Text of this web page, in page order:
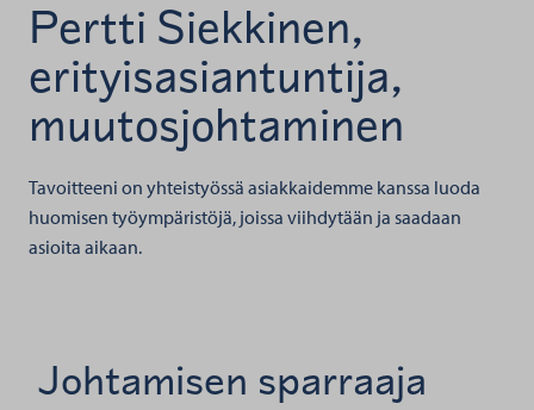
Pertti Siekkinen,
erityisasiantuntija,
muutosjohtaminen
Tavoitteeni on yhteistyössä asiakkaidemme kanssa luoda
huomisen työympäristöjä, joissa viihdytään ja saadaan
asioita aikaan.
Johtamisen sparraaja